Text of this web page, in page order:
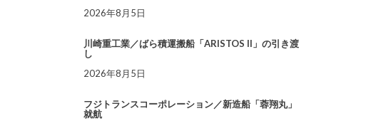
2026年8月5日
川崎重工業／ばら積運搬船「ARISTOS II」の引き渡
し
2026年8月5日
フジトランスコーポレーション／新造船「蓉翔丸」
就航